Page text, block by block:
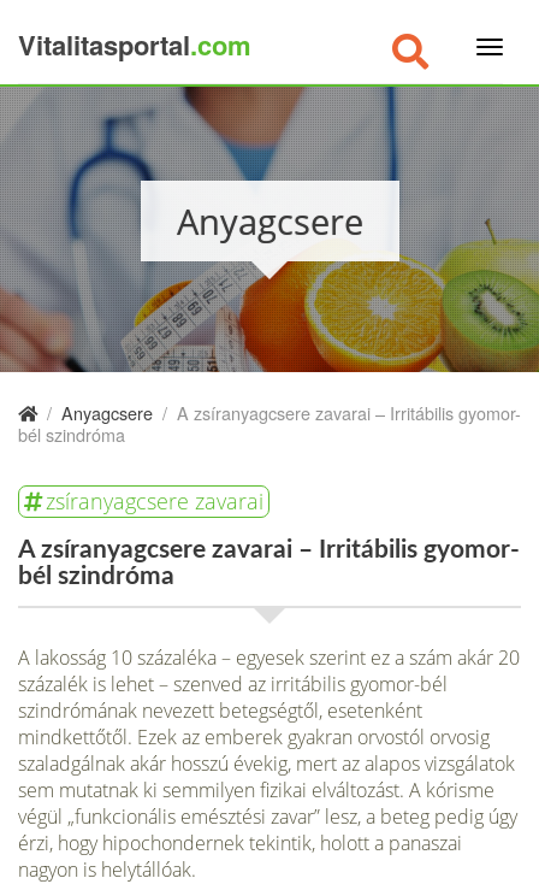
Vitalitasportal.com
Anyagcsere
/ Anyagcsere / A zsíranyagcsere zavarai – Irritábilis gyomor-
bél szindróma
zsíranyagcsere zavarai
A zsíranyagcsere zavarai – Irritábilis gyomor-
bél szindróma
A lakosság 10 százaléka – egyesek szerint ez a szám akár 20
százalék is lehet – szenved az irritábilis gyomor-bél
szindrómának nevezett beteg­ségtől, esetenként
mindkettőtől. Ezek az emberek gyakran orvostól orvosig
szaladgálnak akár hosszú évekig, mert az alapos vizsgálatok
sem mutatnak ki semmilyen fizikai elváltozást. A kórisme
végül „funkcionális emésztési zavar” lesz, a beteg pedig úgy
érzi, hogy hipochondernek tekintik, holott a panaszai
nagyon is helytállóak.
×